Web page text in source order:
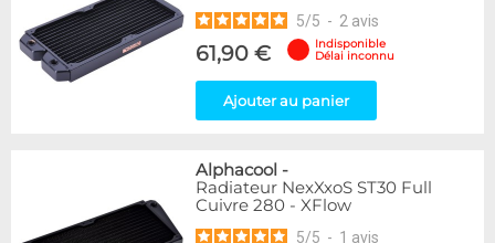
5/5 - 2 avis
61,90 €
Indisponible
Délai inconnu
Ajouter au panier
Alphacool -
Radiateur NexXxoS ST30 Full
Cuivre 280 - XFlow
5/5 - 1 avis